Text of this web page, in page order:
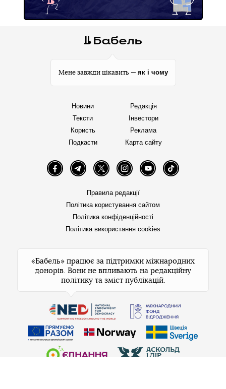
Мене завжди цікавить — як і чому
Новини
Тексти
Користь
Подкасти
Редакція
Інвестори
Реклама
Карта сайту
FacebookTelegramTwitter InstagramYouTube TikTok
Правила редакції
Політика користування сайтом
Політика конфіденційності
Політика використання cookies
«Бабель» працює за підтримки міжнародних
донорів. Вони не впливають на редакційну
політику та зміст публікацій.